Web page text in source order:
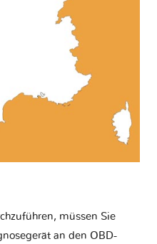
müssen Sie
an den OBD-